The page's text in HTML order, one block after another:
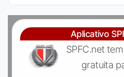
Aplicativo
SPFC.net
gratuita